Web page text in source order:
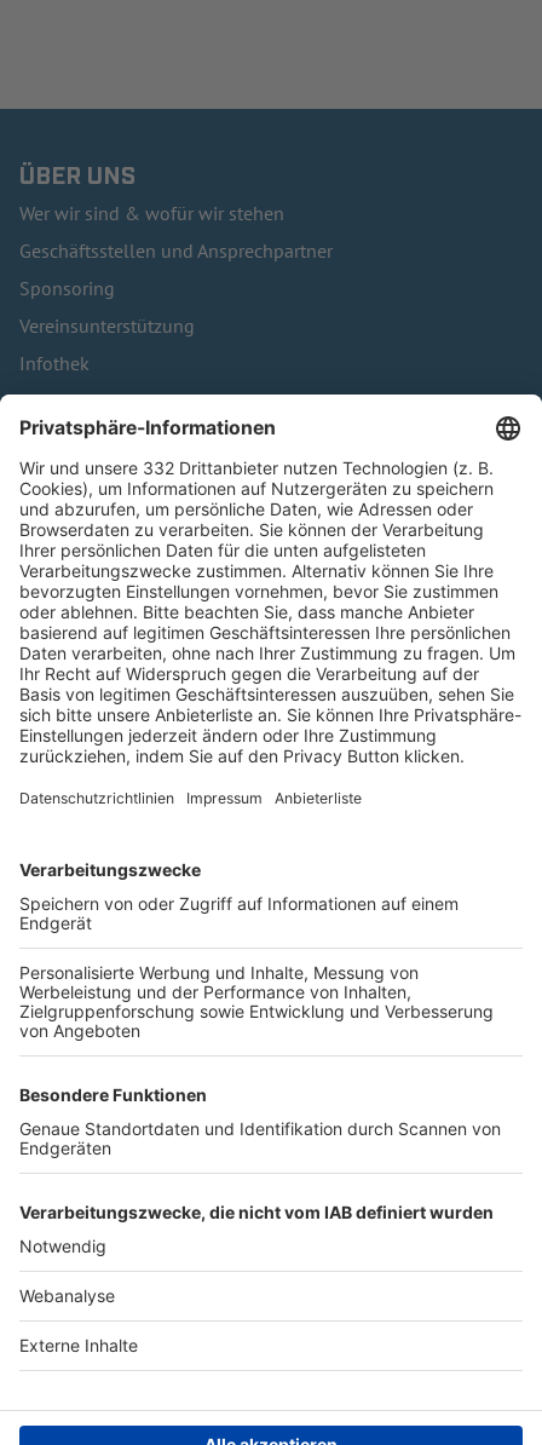
ÜBER UNS
Wer wir sind & wofür wir stehen
Geschäftsstellen und Ansprechpartner
Sponsoring
Vereinsunterstützung
Infothek
Kontakt
HÄUFIG BESUCHTE SEITEN
Pässe und Vereinswechsel
Trainerausbildung
Schulungsangebot Vereinsmitarbeiter
BFV-Geschäftsstellen
Trainerbörse
Login SpielPlus
FOLGE DEM BFV
TOP-VEREINE
TOP-PARTNER
SFV DFB
Nutzungsbedingungen Datenschutz Impressum
Ihr Gerät wird möglicherweise